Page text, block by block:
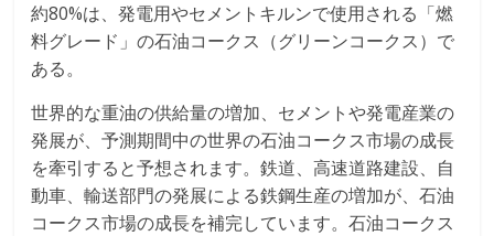
約80%は、発電用やセメントキルンで使用される「燃
料グレード」の石油コークス（グリーンコークス）で
ある。
世界的な重油の供給量の増加、セメントや発電産業の
発展が、予測期間中の世界の石油コークス市場の成長
を牽引すると予想されます。鉄道、高速道路建設、自
動車、輸送部門の発展による鉄鋼生産の増加が、石油
コークス市場の成長を補完しています。石油コークス